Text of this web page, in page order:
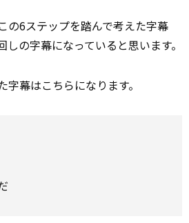
6ステップを踏んで考えた字幕
の字幕になっていると思います。
幕はこちらになります。